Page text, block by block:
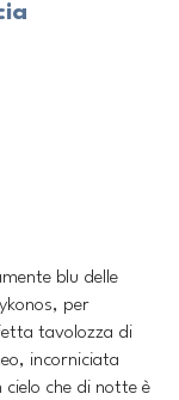
blu delle
per
tavolozza di
incorniciata
che di notte è